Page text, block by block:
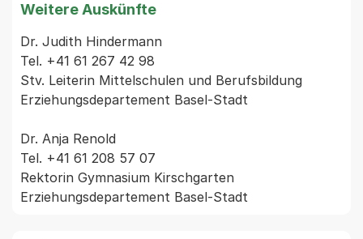
Weitere Auskünfte
Dr. Judith Hindermann
Tel. +41 61 267 42 98
Stv. Leiterin Mittelschulen und Berufsbildung
Erziehungsdepartement Basel-Stadt
Dr. Anja Renold
Tel. +41 61 208 57 07
Rektorin Gymnasium Kirschgarten